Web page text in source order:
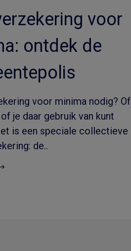
voor
ontdek de
voor minima nodig? Of
je daar gebruik van kunt
is een speciale collectieve
de..